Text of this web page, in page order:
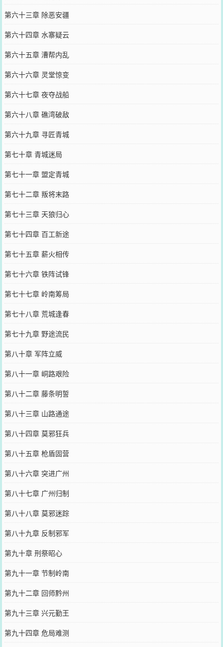
第六十三章 除恶安疆
第六十四章 水寨疑云
第六十五章 漕帮内乱
第六十六章 灵堂惊变
第六十七章 夜夺战船
第六十八章 礁湾破敌
第六十九章 寻匠青城
第七十章 青城迷局
第七十一章 盟定青城
第七十二章 叛将末路
第七十三章 天狼归心
第七十四章 百工新途
第七十五章 薪火相传
第七十六章 铁阵试锋
第七十七章 岭南筹局
第七十八章 荒城逢春
第七十九章 野途流民
第八十章 军阵立威
第八十一章 峒路艰险
第八十二章 藤条明誓
第八十三章 山路通途
第八十四章 莫邪狂兵
第八十五章 枪盾固营
第八十六章 突进广州
第八十七章 广州归制
第八十八章 莫邪迷踪
第八十九章 反制邪军
第九十章 刑祭昭心
第九十一章 节制岭南
第九十二章 回师黔州
第九十三章 兴元勤王
第九十四章 危局难测